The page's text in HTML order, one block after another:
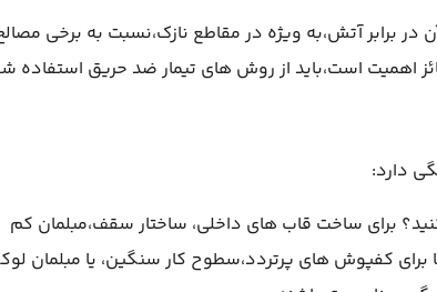
برابر آتش،به ویژه در مقاطع نازک،نسبت به برخی
اهمیت است،باید از روش های تیمار ضد حریق استفاده
دارد:
برای ساخت قاب های داخلی، ساختار سقف،مبلمان کم
برای کفپوش های پرتردد،سطوح کار سنگین، یا مبلمان